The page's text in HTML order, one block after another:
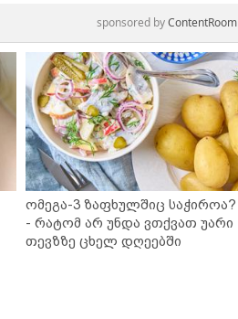
sponsored byContentRoom
ომეგა-3 ზაფხულშიც საჭიროა?
- რატომ არ უნდა ვთქვათ უარი
თევზზე ცხელ დღეებში